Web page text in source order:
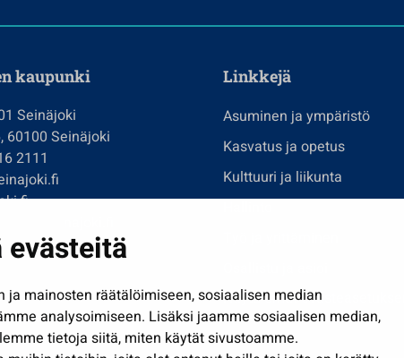
mainosten räätälöimiseen, sosiaalisen median
analysoimiseen. Lisäksi jaamme sosiaalisen median,
tietoja siitä, miten käytät sivustoamme.
kaupunki
Seinäjoki
60100 Seinäjoki
2111
Linkkejä
Asuminen ja ympäristö
Kasvatus ja opetus
Kulttuuri ja liikunta
Näytä omat evästeasetukseni